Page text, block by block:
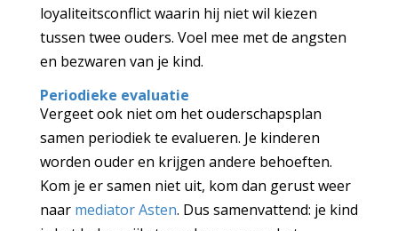
loyaliteitsconflict waarin hij niet wil kiezen
tussen twee ouders. Voel mee met de angsten
en bezwaren van je kind.
Periodieke evaluatie
Vergeet ook niet om het ouderschapsplan
samen periodiek te evalueren. Je kinderen
worden ouder en krijgen andere behoeften.
Kom je er samen niet uit, kom dan gerust weer
naar mediator Asten. Dus samenvattend: je kind